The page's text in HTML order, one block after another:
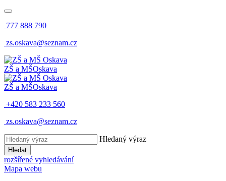
777 888 790
zs.oskava@seznam.cz
ZŠ a MŠOskava
ZŠ a MŠOskava
+420 583 233 560
zs.oskava@seznam.cz
Hledaný výraz
Hledat
rozšířené vyhledávání
Mapa webu